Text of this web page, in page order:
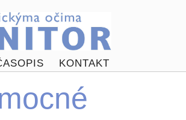
KONTAKT